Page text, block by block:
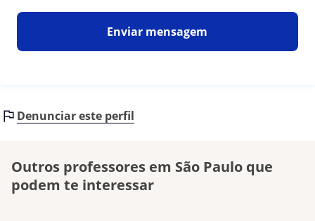
Enviar mensagem
Denunciar este perfil
Outros professores em São Paulo que
podem te interessar